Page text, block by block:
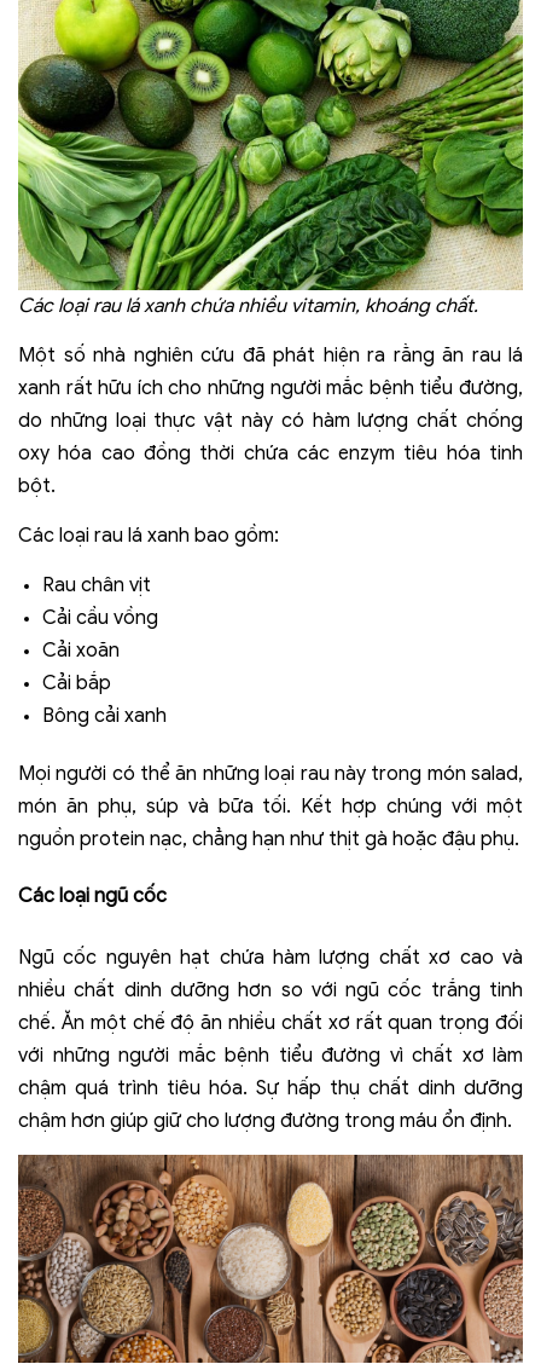
Các loại rau lá xanh chứa nhiều vitamin, khoáng chất.
Một số nhà nghiên cứu đã phát hiện ra rằng ăn rau lá
xanh rất hữu ích cho những người mắc bệnh tiểu đường,
do những loại thực vật này có hàm lượng chất chống
oxy hóa cao đồng thời chứa các enzym tiêu hóa tinh
bột.
Các loại rau lá xanh bao gồm:
Rau chân vịt
Cải cầu vồng
Cải xoăn
Cải bắp
Bông cải xanh
Mọi người có thể ăn những loại rau này trong món salad,
món ăn phụ, súp và bữa tối. Kết hợp chúng với một
nguồn protein nạc, chẳng hạn như thịt gà hoặc đậu phụ.
Các loại ngũ cốc
Ngũ cốc nguyên hạt chứa hàm lượng chất xơ cao và
nhiều chất dinh dưỡng hơn so với ngũ cốc trắng tinh
chế. Ăn một chế độ ăn nhiều chất xơ rất quan trọng đối
với những người mắc bệnh tiểu đường vì chất xơ làm
chậm quá trình tiêu hóa. Sự hấp thụ chất dinh dưỡng
chậm hơn giúp giữ cho lượng đường trong máu ổn định.